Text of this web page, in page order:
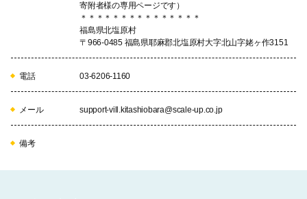
村におまかせ
寄附者様の専用ページです）
＊＊＊＊＊＊＊＊＊＊＊＊＊＊＊
福島県北塩原村
〒966-0485 福島県耶麻郡北塩原村大字北山字姥ヶ作3151
電話 03-6206-1160
メール support-vill.kitashiobara@scale-up.co.jp
備考